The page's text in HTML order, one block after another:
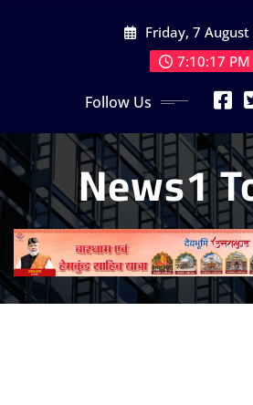
Friday, 7
7:10:19 PM
Follow Us
News1